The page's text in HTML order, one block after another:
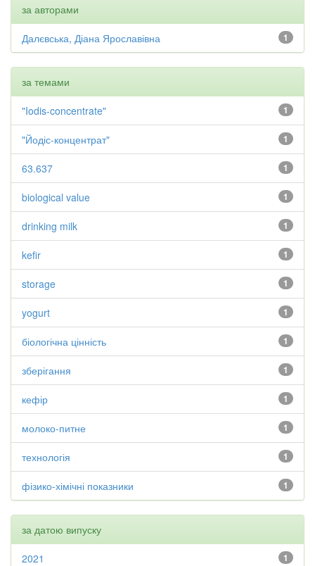
за авторами
1
Далєвська, Діана Ярославівна
за темами
1
"Iodis-concentrate"
1
"Йодіс-концентрат"
1
63.637
1
biological value
1
drinking milk
1
kefir
1
storage
1
yogurt
1
біологічна цінність
1
зберігання
1
кефір
1
молоко-питне
1
технологія
1
фізико-хімічні показники
за датою випуску
1
2021